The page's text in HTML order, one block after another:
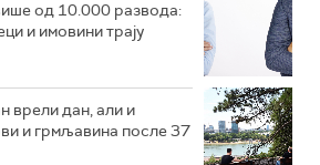
од 10.000 развода:
и имовини трају
врели дан, али и
и грмљавина после 37